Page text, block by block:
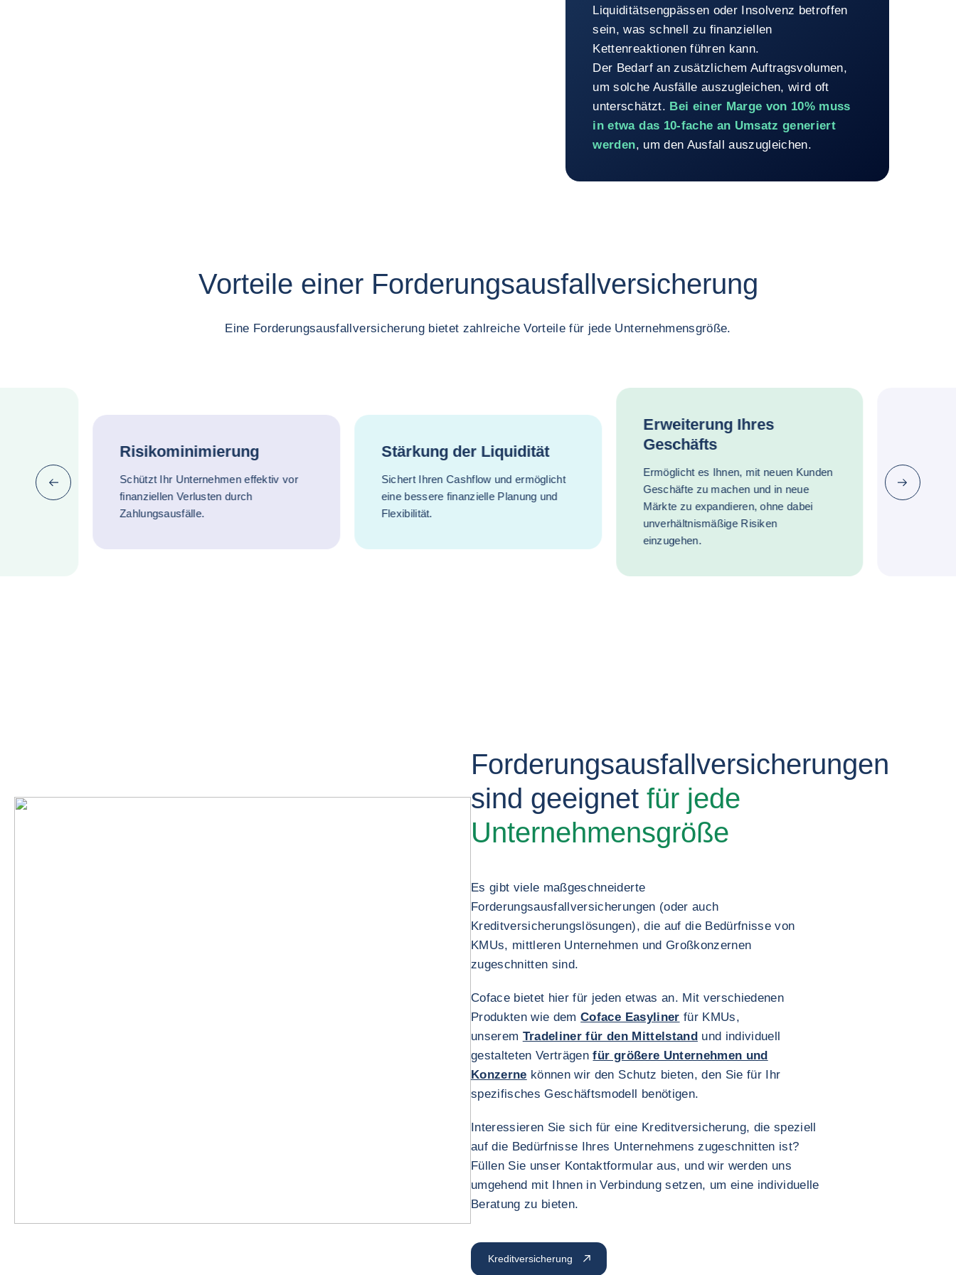
Liquiditätsengpässen oder Insolvenz betroffen
sein, was schnell zu finanziellen
Kettenreaktionen führen kann.
Der Bedarf an zusätzlichem Auftragsvolumen,
um solche Ausfälle auszugleichen, wird oft
unterschätzt. Bei einer Marge von 10% muss
in etwa das 10-fache an Umsatz generiert
werden, um den Ausfall auszugleichen.
Vorteile einer Forderungsausfallversicherung
Eine Forderungsausfallversicherung bietet zahlreiche Vorteile für jede Unternehmensgröße.
Risikominimierung
Schützt Ihr Unternehmen effektiv vor
finanziellen Verlusten durch
Zahlungsausfälle.
Stärkung der Liquidität
Sichert Ihren Cashflow und ermöglicht
eine bessere finanzielle Planung und
Flexibilität.
Erweiterung Ihres
Geschäfts
Ermöglicht es Ihnen, mit neuen Kunden
Geschäfte zu machen und in neue
Märkte zu expandieren, ohne dabei
unverhältnismäßige Risiken
einzugehen.
Zurück (zurück zum letzten Punkt) Nächste
Forderungsausfallversicherungen
sind geeignet für jede
Unternehmensgröße
Es gibt viele maßgeschneiderte
Forderungsausfallversicherungen (oder auch
Kreditversicherungslösungen), die auf die Bedürfnisse von
KMUs, mittleren Unternehmen und Großkonzernen
zugeschnitten sind.
Coface bietet hier für jeden etwas an. Mit verschiedenen
Produkten wie demCoface Easyliner für KMUs,
unserem Tradeliner für den Mittelstandund individuell
gestalteten Verträgenfür größere Unternehmen und
Konzerne können wir den Schutz bieten, den Sie für Ihr
spezifisches Geschäftsmodell benötigen.
Interessieren Sie sich für eine Kreditversicherung, die speziell
auf die Bedürfnisse Ihres Unternehmens zugeschnitten ist?
Füllen Sie unser Kontaktformular aus, und wir werden uns
umgehend mit Ihnen in Verbindung setzen, um eine individuelle
Beratung zu bieten.
Kreditversicherung